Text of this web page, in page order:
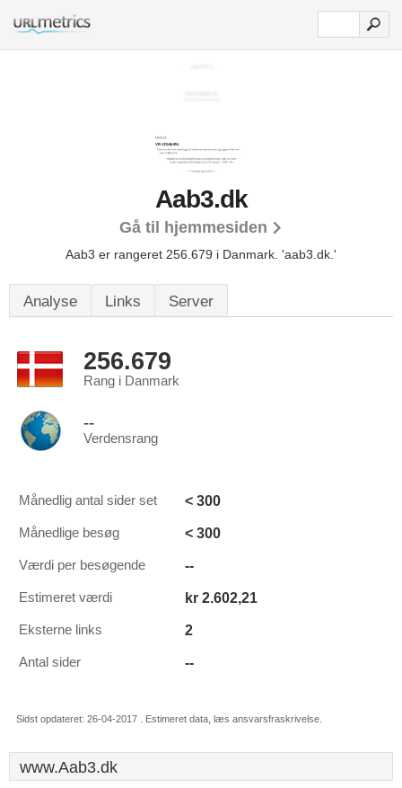
Aab3.dk
Gå til hjemmesiden
Aab3 er rangeret 256.679 i Danmark. 'aab3.dk.'
Analyse Links Server
256.679
Rang i Danmark
--
Verdensrang
Månedlig antal sider set < 300
Månedlige besøg < 300
Værdi per besøgende --
Estimeret værdi kr 2.602,21
Eksterne links 2
Antal sider --
Sidst opdateret: 26-04-2017 . Estimeret data, læs ansvarsfraskrivelse.
www.Aab3.dk